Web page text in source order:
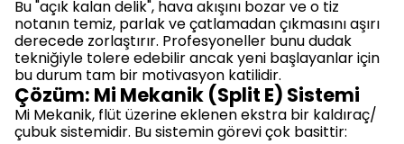
Bu "açık kalan delik", hava akışını bozar ve o tiz
notanın temiz, parlak ve çatlamadan çıkmasını aşırı
derecede zorlaştırır. Profesyoneller bunu dudak
tekniğiyle tolere edebilir ancak yeni başlayanlar için
bu durum tam bir motivasyon katilidir.
Çözüm: Mi Mekanik (Split E) Sistemi
Mi Mekanik, flüt üzerine eklenen ekstra bir kaldıraç/
çubuk sistemidir. Bu sistemin görevi çok basittir: